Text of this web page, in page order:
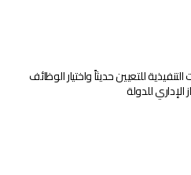
للتعيين حديثاً واختيار الوظائف
الإداري للدولة